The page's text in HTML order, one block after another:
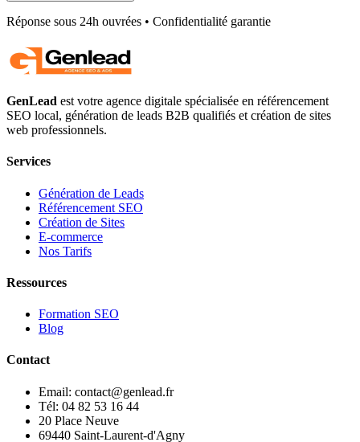
Réponse sous 24h ouvrées • Confidentialité garantie
GenLead est votre agence digitale spécialisée en référencement
SEO local, génération de leads B2B qualifiés et création de sites
web professionnels.
Services
Génération de Leads
Référencement SEO
Création de Sites
E-commerce
Nos Tarifs
Ressources
Formation SEO
Blog
Contact
Email: contact@genlead.fr
Tél: 04 82 53 16 44
20 Place Neuve
69440 Saint-Laurent-d'Agny